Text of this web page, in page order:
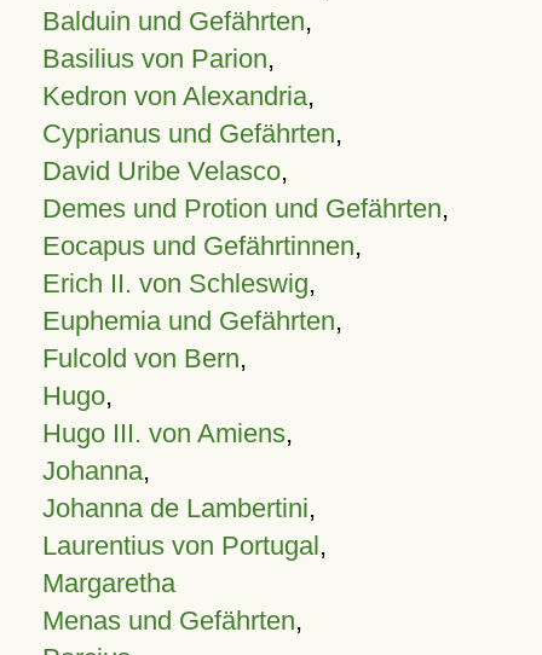
Balduin und Gefährten,
Basilius von Parion,
Kedron von Alexandria,
Cyprianus und Gefährten,
David Uribe Velasco,
Demes und Protion und Gefährten,
Eocapus und Gefährtinnen,
Erich II. von Schleswig,
Euphemia und Gefährten,
Fulcold von Bern,
Hugo,
Hugo III. von Amiens,
Johanna,
Johanna de Lambertini,
Laurentius von Portugal,
Margaretha
Menas und Gefährten,